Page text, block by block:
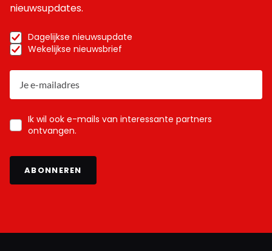
nieuwsupdates.
Dagelijkse nieuwsupdate
Wekelijkse nieuwsbrief
Ik wil ook e-mails van interessante partners
ontvangen.
ABONNEREN